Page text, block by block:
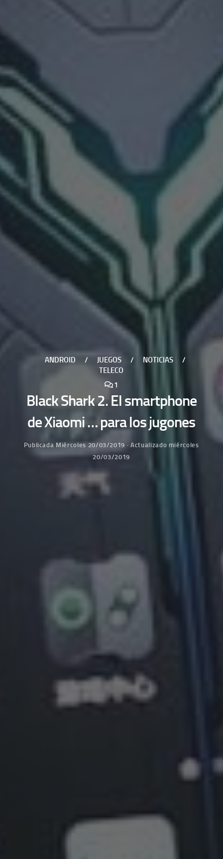
ANDROID / JUEGOS / NOTICIAS
/
TELECO
1
Black Shark 2. El smartphone
de Xiaomi … para los jugones
Publicada Miércoles 20/03/2019 · Actualizado miércoles
20/03/2019